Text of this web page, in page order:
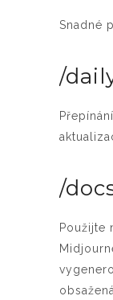
Snadné
/
/
Použijte